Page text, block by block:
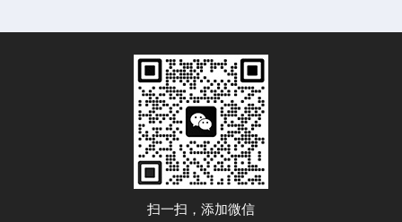
扫一扫，添加微信